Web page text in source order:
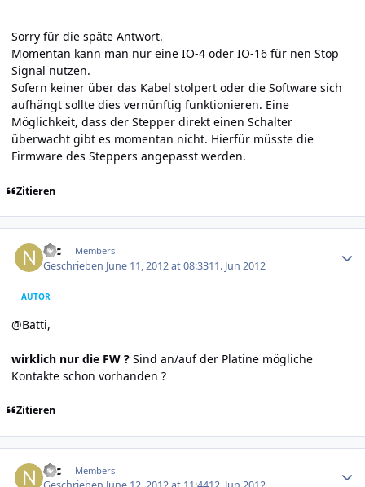
Sorry für die späte Antwort.
Momentan kann man nur eine IO-4 oder IO-16 für nen Stop
Signal nutzen.
Sofern keiner über das Kabel stolpert oder die Software sich
aufhängt sollte dies vernünftig funktionieren. Eine
Möglichkeit, dass der Stepper direkt einen Schalter
überwacht gibt es momentan nicht. Hierfür müsste die
Firmware des Steppers angepasst werden.
Zitieren
Nic Members
Geschrieben June 11, 2012 at 08:3311. Jun 2012
AUTOR
@Batti,
wirklich nur die FW ? Sind an/auf der Platine mögliche
Kontakte schon vorhanden ?
Zitieren
Nic Members